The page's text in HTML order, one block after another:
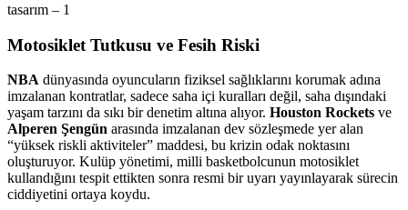
tasarım – 1
Motosiklet Tutkusu ve Fesih Riski
NBA dünyasında oyuncuların fiziksel sağlıklarını korumak adına
imzalanan kontratlar, sadece saha içi kuralları değil, saha dışındaki
yaşam tarzını da sıkı bir denetim altına alıyor. Houston Rockets ve
Alperen Şengün arasında imzalanan dev sözleşmede yer alan
“yüksek riskli aktiviteler” maddesi, bu krizin odak noktasını
oluşturuyor. Kulüp yönetimi, milli basketbolcunun motosiklet
kullandığını tespit ettikten sonra resmi bir uyarı yayınlayarak sürecin
ciddiyetini ortaya koydu.